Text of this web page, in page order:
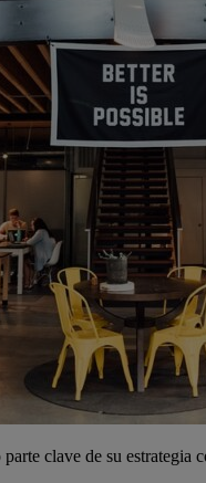
parte clave de su estrategia